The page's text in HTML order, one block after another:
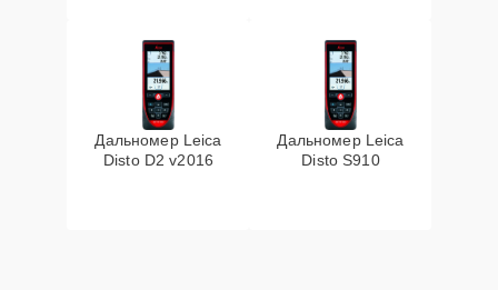
Дальномер Leica
Disto D2 v2016
Дальномер Leica
Disto S910